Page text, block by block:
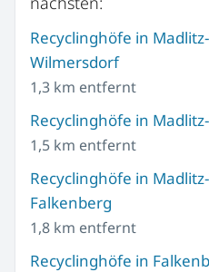
Recyclinghöfe in
Wilmersdorf
1,3 km entfernt
Recyclinghöfe in
1,5 km entfernt
Recyclinghöfe in
Falkenberg
1,8 km entfernt
Recyclinghöfe in